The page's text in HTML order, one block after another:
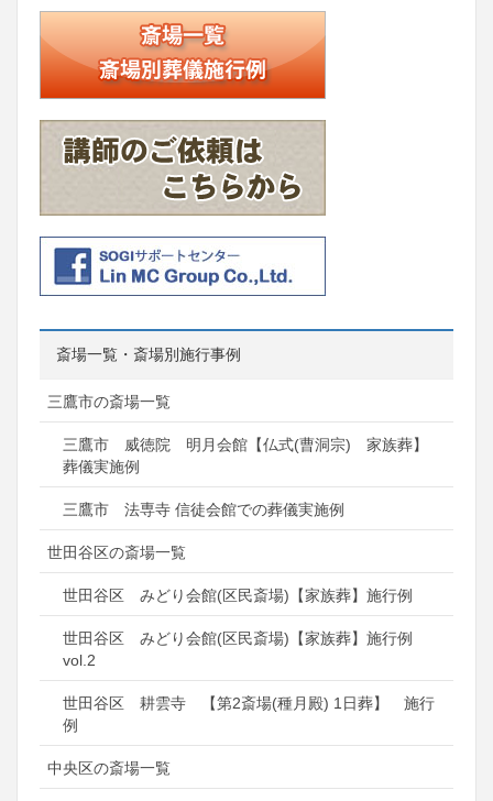
斎場一覧・斎場別施行事例
三鷹市の斎場一覧
三鷹市 威徳院 明月会館【仏式(曹洞宗) 家族葬】
葬儀実施例
三鷹市 法専寺 信徒会館での葬儀実施例
世田谷区の斎場一覧
世田谷区 みどり会館(区民斎場)【家族葬】施行例
世田谷区 みどり会館(区民斎場)【家族葬】施行例
vol.2
世田谷区 耕雲寺 【第2斎場(種月殿) 1日葬】 施行
例
中央区の斎場一覧